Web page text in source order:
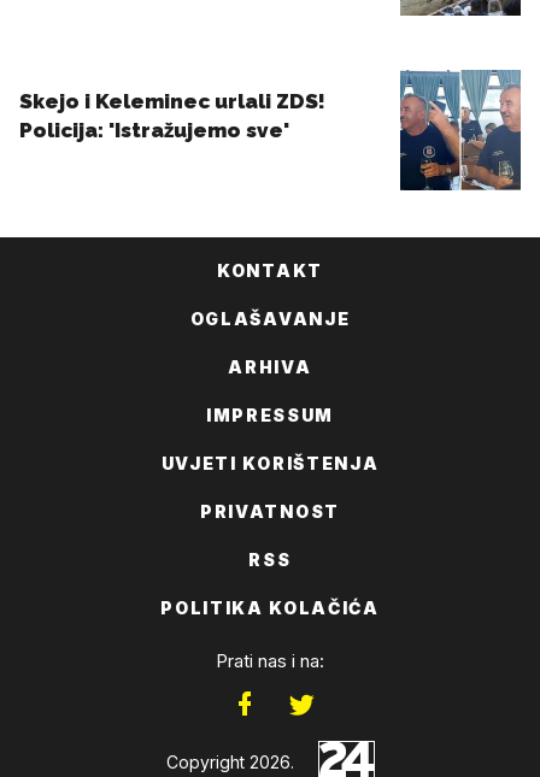
KONTAKT
OGLAŠAVANJE
ARHIVA
IMPRESSUM
UVJETI KORIŠTENJA
PRIVATNOST
RSS
POLITIKA KOLAČIĆA
Prati nas i na:
Copyright 2026.